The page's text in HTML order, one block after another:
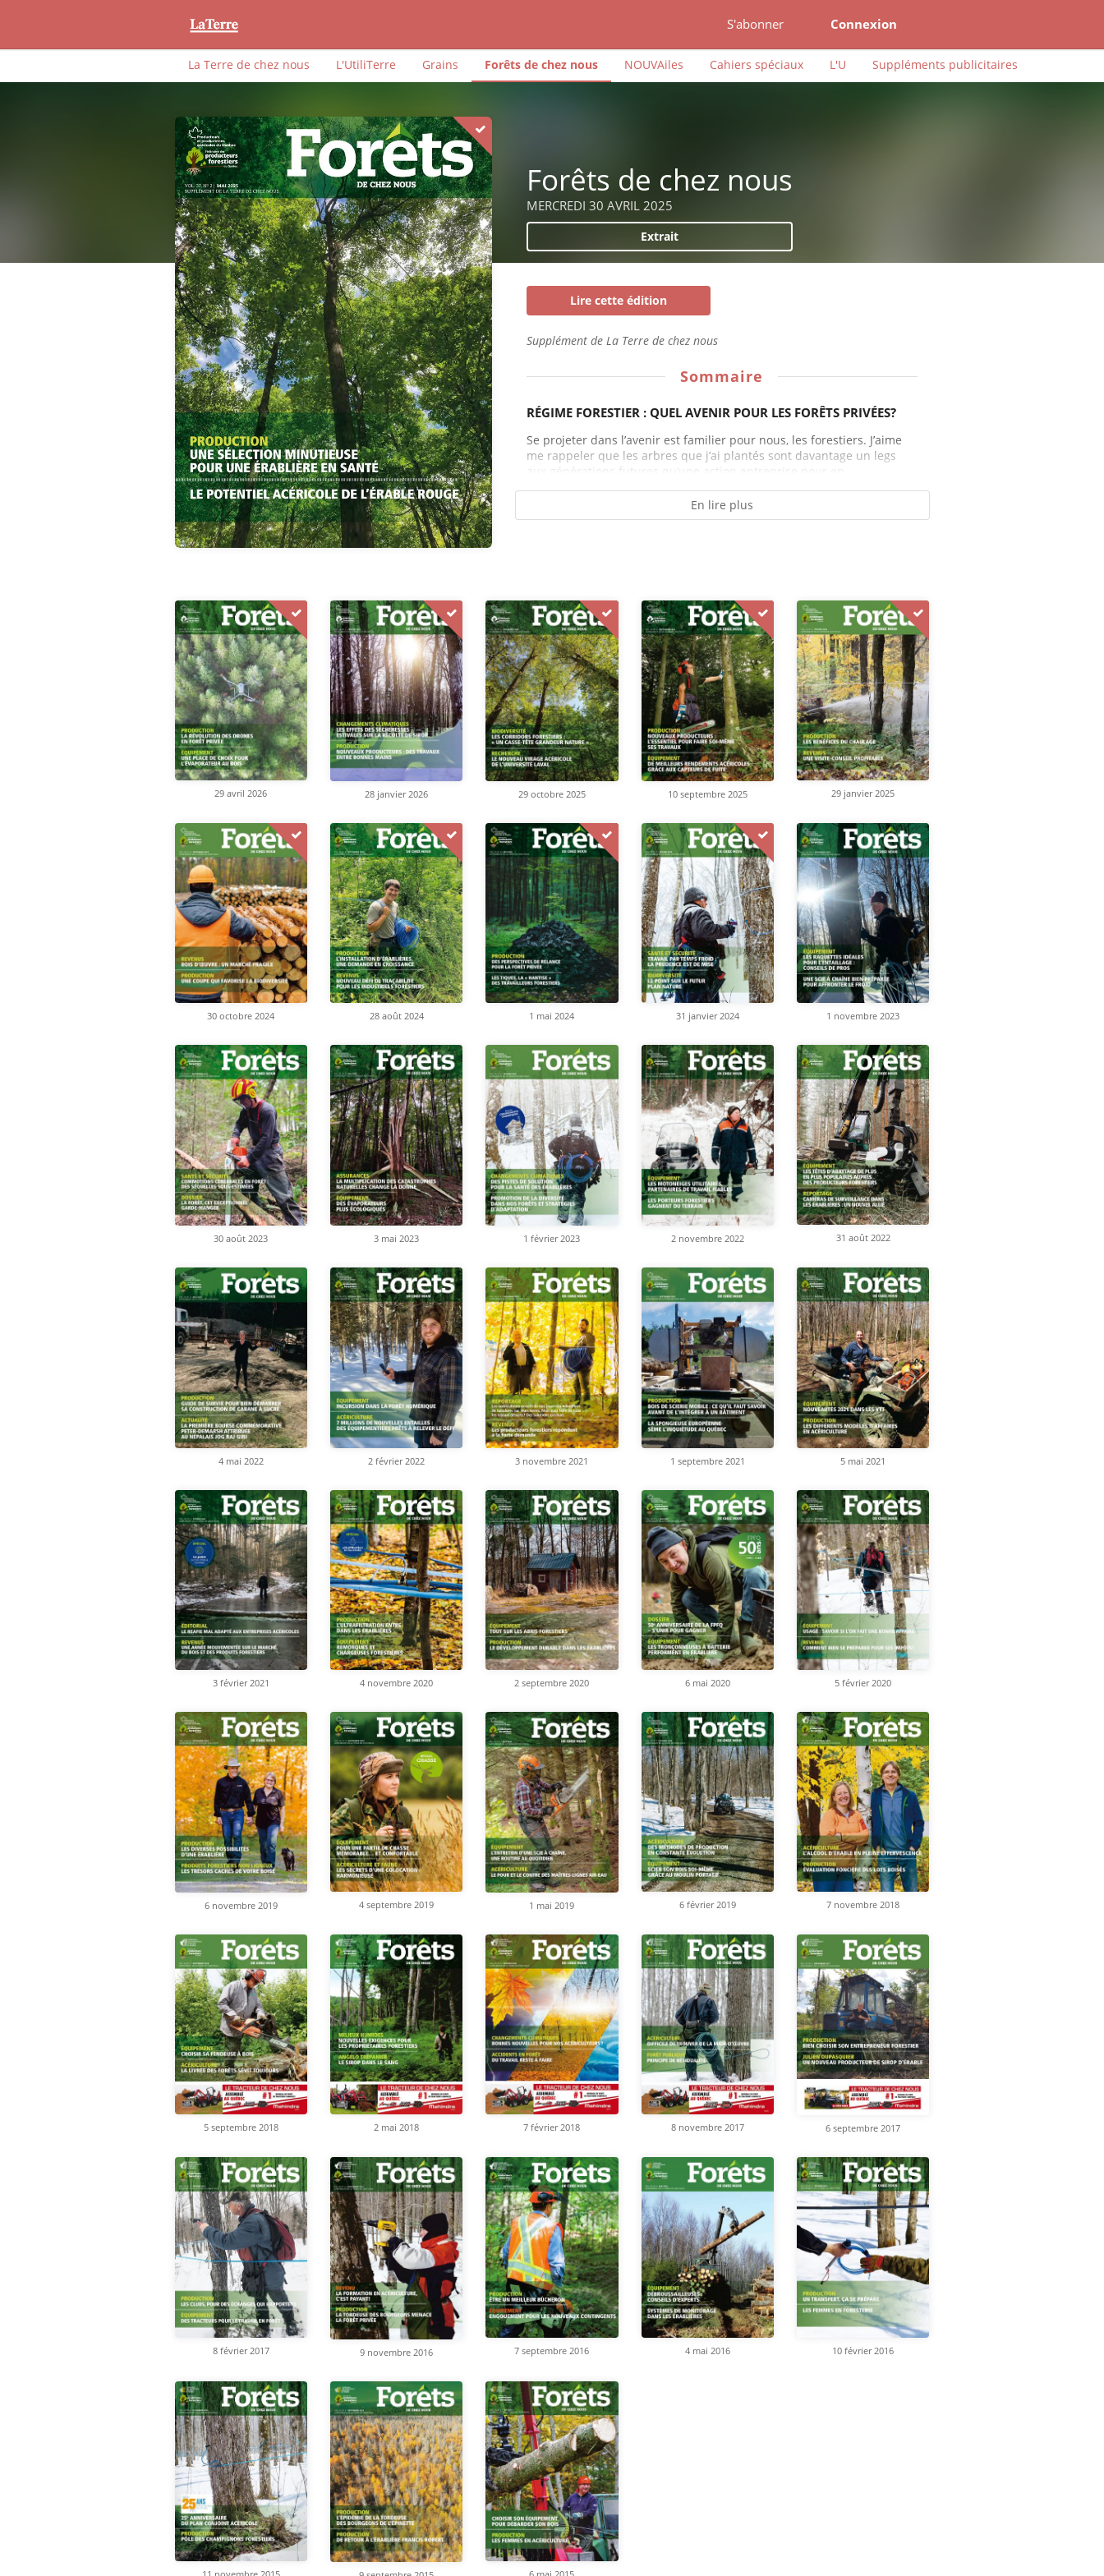
S'abonner Connexion
La Terre de chez nous L'UtiliTerre Grains Forêts de chez nous NOUVAiles Cahiers spéciaux L'U Suppléments publicitaires
Forêts de chez nous
MERCREDI 30 AVRIL 2025
Extrait
Lire cette édition
Supplément de La Terre de chez nous
Sommaire
RÉGIME FORESTIER : QUEL AVENIR POUR LES FORÊTS PRIVÉES?
Se projeter dans l’avenir est familier pour nous, les forestiers. J’aime
me rappeler que les arbres que j’ai plantés sont davantage un legs
aux générations futures qu’une action entreprise pour en...
En lire plus
29 avril 2026 28 janvier 2026 29 octobre 2025 10 septembre 2025 29 janvier 2025
30 octobre 2024 28 août 2024 1 mai 2024 31 janvier 2024 1 novembre 2023
30 août 2023 3 mai 2023 1 février 2023 2 novembre 2022 31 août 2022
4 mai 2022 2 février 2022 3 novembre 2021 1 septembre 2021 5 mai 2021
3 février 2021 4 novembre 2020 2 septembre 2020 6 mai 2020 5 février 2020
6 novembre 2019 4 septembre 2019 1 mai 2019 6 février 2019 7 novembre 2018
5 septembre 2018 2 mai 2018 7 février 2018 8 novembre 2017 6 septembre 2017
8 février 2017 9 novembre 2016 7 septembre 2016 4 mai 2016 10 février 2016